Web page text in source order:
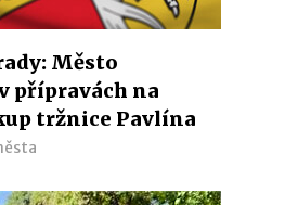
Město
přípravách na
tržnice Pavlína